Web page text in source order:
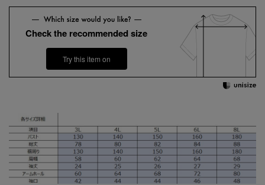
Check the recommended size
Try this item on